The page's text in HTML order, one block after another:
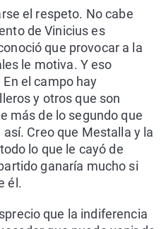
el respeto. No cabe
de Vinicius es
que provocar a la
le motiva. Y eso
el campo hay
y otros que son
más de lo segundo que
Creo que Mestalla y la
lo que le cayó de
ganaría mucho si
él.
que la indiferencia